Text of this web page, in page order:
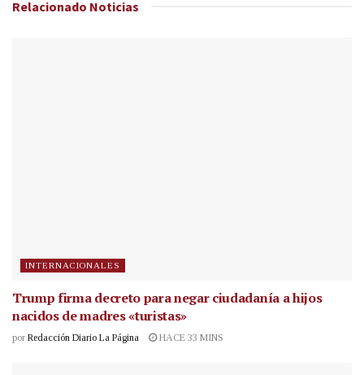
Relacionado Noticias
INTERNACIONALES
Trump firma decreto para negar ciudadanía a hijos
nacidos de madres «turistas»
por Redacción Diario La Página HACE 33 MINS